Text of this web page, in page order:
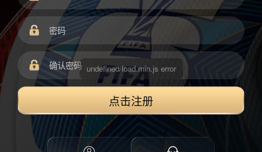
点击注册